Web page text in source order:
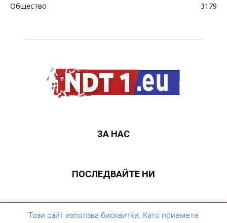
Общество
3179
ЗА НАС
ПОСЛЕДВАЙТЕ НИ
ЗА НАС Контакти Архивен сайт
Този сайт използва бисквитки. Като приемете